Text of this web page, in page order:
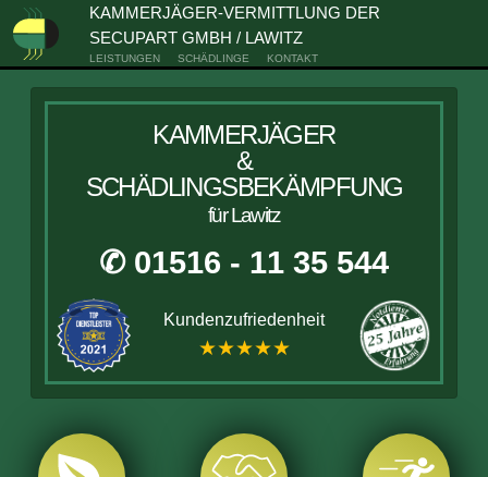
KAMMERJÄGER-VERMITTLUNG DER
SECUPART GMBH / LAWITZ
LEISTUNGEN SCHÄDLINGE KONTAKT
KAMMERJÄGER
&
SCHÄDLINGSBEKÄMPFUNG
für Lawitz
✆ 01516 - 11 35 544
Kundenzufriedenheit
★★★★★